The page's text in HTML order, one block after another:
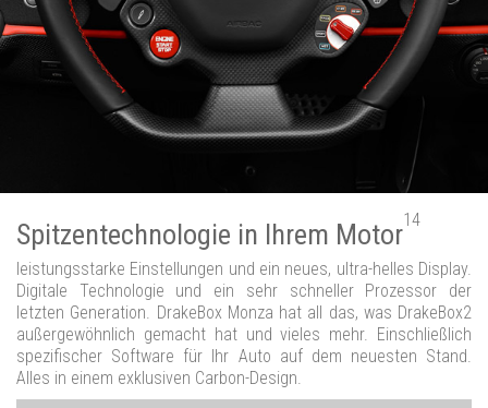
Spitzentechnologie in Ihrem Motor14
leistungsstarke Einstellungen und ein neues, ultra-helles Display.
Digitale Technologie und ein sehr schneller Prozessor der
letzten Generation. DrakeBox Monza hat all das, was DrakeBox2
außergewöhnlich gemacht hat und vieles mehr. Einschließlich
spezifischer Software für Ihr Auto auf dem neuesten Stand.
Alles in einem exklusiven Carbon-Design.